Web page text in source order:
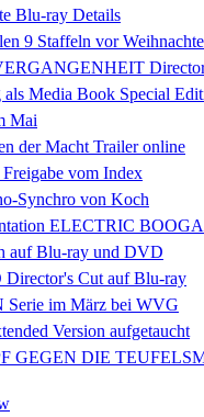
Blu-ray Details
9 Staffeln vor
Media Book Special
Mai
der Macht Trailer online
vom Index
Synchro von Koch
ELECTRIC
auf Blu-ray und DVD
Cut auf Blu-ray
im März bei WVG
Version aufgetaucht
GEGEN DIE